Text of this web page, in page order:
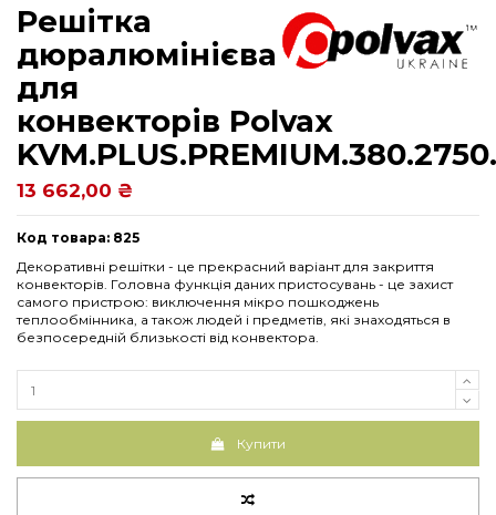
Решітка
дюралюмінієва
для
конвекторів Polvax
13 662,00 ₴
Код товара: 825
Декоративні решітки - це прекрасний варіант для закриття
конвекторів. Головна функція даних пристосувань - це захист
самого пристрою: виключення мікро пошкоджень
теплообмінника, а також людей і предметів, які знаходяться в
безпосередній близькості від конвектора.
Купити